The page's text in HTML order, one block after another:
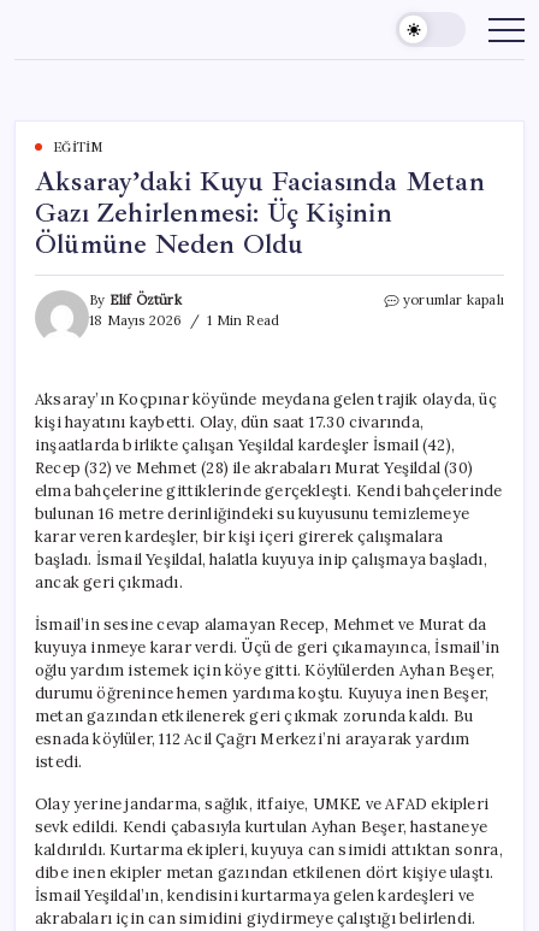
content
EĞITIM
Aksaray’daki Kuyu Faciasında Metan
Gazı Zehirlenmesi: Üç Kişinin
Ölümüne Neden Oldu
By Elif Öztürk
18 Mayıs 2026
1 Min Read
Aksaray’daki
Zehirlenmesi:
Üç
Kişinin
Ölümüne
Neden
Oldu
için
yorumlar kapalı
Aksaray’ın Koçpınar köyünde meydana gelen trajik olayda, üç
kişi hayatını kaybetti. Olay, dün saat 17.30 civarında,
inşaatlarda birlikte çalışan Yeşildal kardeşler İsmail (42),
Recep (32) ve Mehmet (28) ile akrabaları Murat Yeşildal (30)
elma bahçelerine gittiklerinde gerçekleşti. Kendi bahçelerinde
bulunan 16 metre derinliğindeki su kuyusunu temizlemeye
karar veren kardeşler, bir kişi içeri girerek çalışmalara
başladı. İsmail Yeşildal, halatla kuyuya inip çalışmaya başladı,
ancak geri çıkmadı.
İsmail’in sesine cevap alamayan Recep, Mehmet ve Murat da
kuyuya inmeye karar verdi. Üçü de geri çıkamayınca, İsmail’in
oğlu yardım istemek için köye gitti. Köylülerden Ayhan Beşer,
durumu öğrenince hemen yardıma koştu. Kuyuya inen Beşer,
metan gazından etkilenerek geri çıkmak zorunda kaldı. Bu
esnada köylüler, 112 Acil Çağrı Merkezi’ni arayarak yardım
istedi.
Olay yerine jandarma, sağlık, itfaiye, UMKE ve AFAD ekipleri
sevk edildi. Kendi çabasıyla kurtulan Ayhan Beşer, hastaneye
kaldırıldı. Kurtarma ekipleri, kuyuya can simidi attıktan sonra,
dibe inen ekipler metan gazından etkilenen dört kişiye ulaştı.
İsmail Yeşildal’ın, kendisini kurtarmaya gelen kardeşleri ve
akrabaları için can simidini giydirmeye çalıştığı belirlendi.